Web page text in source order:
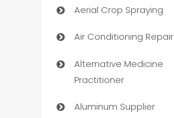
Aerial Crop Spraying
Air Conditioning Repair
Alternative Medicine
Practitioner
Aluminum Supplier